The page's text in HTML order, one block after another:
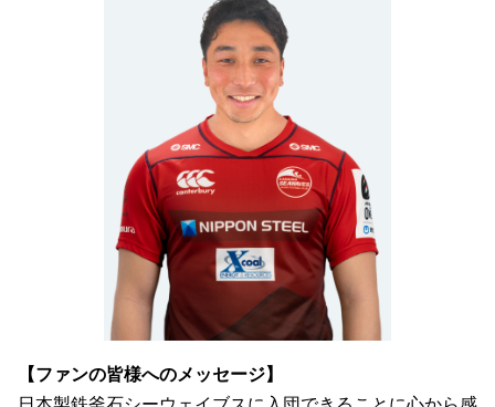
【ファンの皆様へのメッセージ】